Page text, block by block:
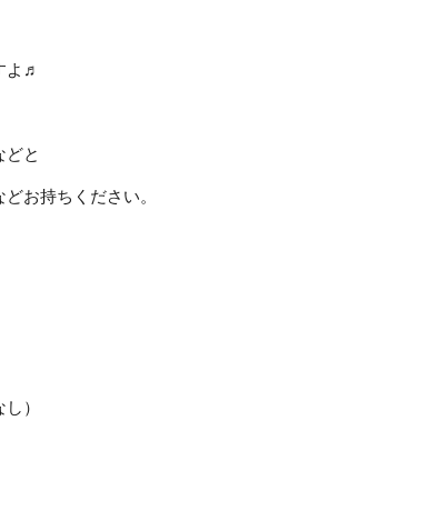
よ♬
どと
お持ちください。
）